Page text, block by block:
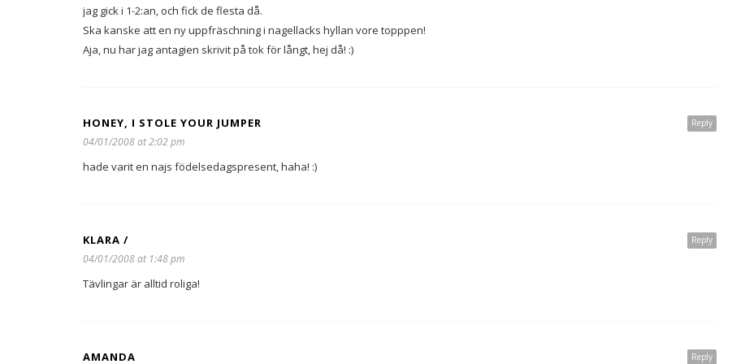
jag gick i 1-2:an, och fick de flesta då.
Ska kanske att en ny uppfräschning i nagellacks hyllan vore topppen!
Aja, nu har jag antagien skrivit på tok för långt, hej då! :)
Reply
HONEY, I STOLE YOUR JUMPER
04/01/2008 at 2:02 pm
hade varit en najs födelsedagspresent, haha! :)
Reply
KLARA /
04/01/2008 at 1:48 pm
Tävlingar är alltid roliga!
Reply
AMANDA